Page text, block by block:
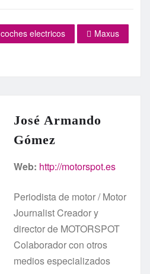
coches electricos
Maxus
José Armando
Gómez
Web: http://motorspot.es
Periodista de motor / Motor
Journalist Creador y
director de MOTORSPOT
Colaborador con otros
medios especializados